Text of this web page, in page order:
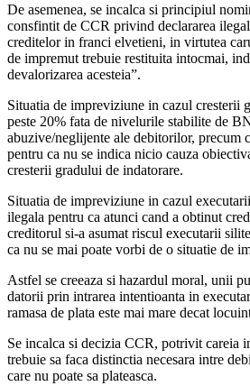
De asemenea, se incalca si principiul
consfintit de CCR privind declararea
creditelor in franci elvetieni, in virtutea
de impremut trebuie restituita intocmai,
devalorizarea acesteia”.
Situatia de impreviziune in cazul cresterii
peste 20% fata de nivelurile stabilite de
abuzive/neglijente ale debitorilor, precum
pentru ca nu se indica nicio cauza
cresterii gradului de indatorare.
Situatia de impreviziune in cazul
ilegala pentru ca atunci cand a obtinut
creditorul si-a asumat riscul executarii
ca nu se mai poate vorbi de o situatie de
Astfel se creeaza si hazardul moral, unii
datorii prin intrarea intentioanta in
ramasa de plata este mai mare decat
Se incalca si decizia CCR, potrivit careia
trebuie sa faca distinctia necesara intre
care nu poate sa plateasca.